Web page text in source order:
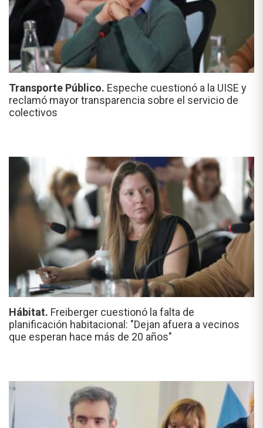
Transporte Público. Espeche cuestionó a la UISE y
reclamó mayor transparencia sobre el servicio de
colectivos
Hábitat. Freiberger cuestionó la falta de
planificación habitacional: "Dejan afuera a vecinos
que esperan hace más de 20 años"